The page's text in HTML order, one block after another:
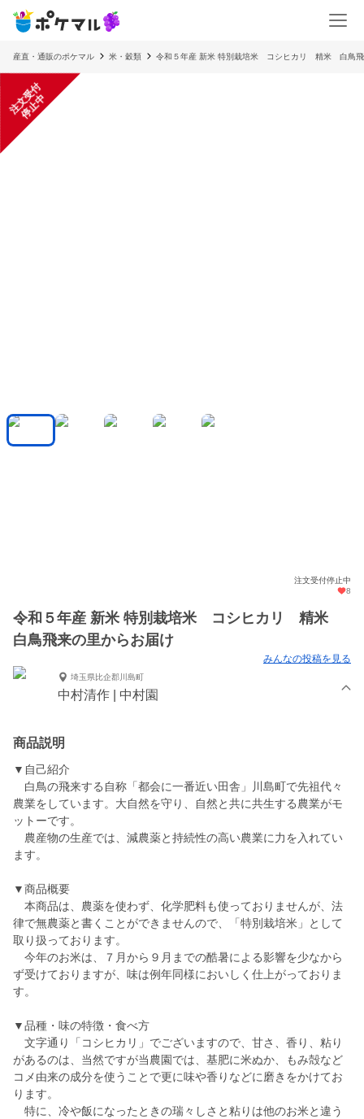
産直・通販のポケマル 米・穀類 令和５年産 新米 特別栽培米 コシヒカリ 精米 白鳥飛
注
文
受
付
停
止
中
注文受付停止中
8
令和５年産 新米 特別栽培米 コシヒカリ 精米
白鳥飛来の里からお届け
みんなの投稿を見る
埼玉県比企郡川島町
中村清作 | 中村園
商品説明
▼自己紹介
白鳥の飛来する自称「都会に一番近い田舎」川島町で先祖代々
農業をしています。大自然を守り、自然と共に共生する農業がモ
ットーです。
農産物の生産では、減農薬と持続性の高い農業に力を入れてい
ます。
▼商品概要
本商品は、農薬を使わず、化学肥料も使っておりませんが、法
律で無農薬と書くことができませんので、「特別栽培米」として
取り扱っております。
今年のお米は、７月から９月までの酷暑による影響を少なから
ず受けておりますが、味は例年同様においしく仕上がっておりま
す。
▼品種・味の特徴・食べ方
文字通り「コシヒカリ」でございますので、甘さ、香り、粘り
があるのは、当然ですが当農園では、基肥に米ぬか、もみ殻など
コメ由来の成分を使うことで更に味や香りなどに磨きをかけてお
ります。
特に、冷や飯になったときの瑞々しさと粘りは他のお米と違う